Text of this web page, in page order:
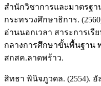
สำนักวิชาการและมาตรฐ
กระทรวงศึกษาธิการ.
อ่านนอกเวลา สาระการเ
กลางการศึกษาขั้นพื้นฐาน
สกสค.ลาดพร้าว.
สิทธา พินิจภูวดล. (2554).